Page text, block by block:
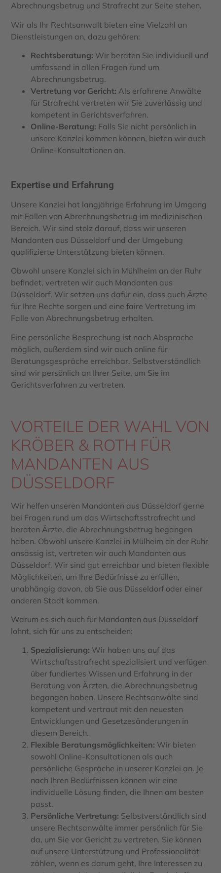
Abrechnungsbetrug und Strafrecht zur Seite stehen.
Wir als Ihr Rechtsanwalt bieten eine Vielzahl an
Dienstleistungen an, dazu gehören:
Rechtsberatung: Wir beraten Sie individuell und
umfassend in allen Fragen rund um
Abrechnungsbetrug.
Vertretung vor Gericht: Als erfahrene Anwälte
für Strafrecht vertreten wir Sie zuverlässig und
kompetent in Gerichtsverfahren.
Online-Beratung: Falls Sie nicht persönlich in
unsere Kanzlei kommen können, bieten wir auch
Online-Konsultationen an.
Expertise und Erfahrung
Unsere Kanzlei hat langjährige Erfahrung im Umgang
mit Fällen von Abrechnungsbetrug im medizinischen
Bereich. Wir sind stolz darauf, dass wir unseren
Mandanten aus Düsseldorf und der Umgebung
qualifizierte Unterstützung bieten können.
Obwohl unsere Kanzlei sich in Mühlheim an der Ruhr
befindet, vertreten wir auch Mandanten aus
Düsseldorf. Wir setzen uns dafür ein, dass auch Ärzte
für Ihre Rechte sorgen und eine faire Vertretung im
Falle von Abrechnungsbetrug erhalten.
Eine persönliche Besprechung ist nach Absprache
möglich, außerdem sind wir auch online für
Beratungsgespräche erreichbar. Selbstverständlich
sind wir persönlich an Ihrer Seite, um Sie im
Gerichtsverfahren zu vertreten.
VORTEILE DER WAHL VON
KRÖBER & ROTH FÜR
MANDANTEN AUS
DÜSSELDORF
Wir helfen unseren Mandanten aus Düsseldorf gerne
bei Fragen rund um das Wirtschaftsstrafrecht und
beraten Ärzte, die Abrechnungsbetrug begangen
haben. Obwohl unsere Kanzlei in Mülheim an der Ruhr
ansässig ist, vertreten wir auch Mandanten aus
Düsseldorf. Wir sind gut erreichbar und bieten flexible
Möglichkeiten, um Ihre Bedürfnisse zu erfüllen,
unabhängig davon, ob Sie aus Düsseldorf oder einer
anderen Stadt kommen.
Warum es sich auch für Mandanten aus Düsseldorf
lohnt, sich für uns zu entscheiden:
Spezialisierung: Wir haben uns auf das
Wirtschaftsstrafrecht spezialisiert und verfügen
über fundiertes Wissen und Erfahrung in der
Beratung von Ärzten, die Abrechnungsbetrug
begangen haben. Unsere Rechtsanwälte sind
kompetent und vertraut mit den neuesten
Entwicklungen und Gesetzesänderungen in
diesem Bereich.
Flexible Beratungsmöglichkeiten: Wir bieten
sowohl Online-Konsultationen als auch
persönliche Gespräche in unserer Kanzlei an. Je
nach Ihren Bedürfnissen können wir eine
individuelle Lösung finden, die Ihnen am besten
passt.
Persönliche Vertretung: Selbstverständlich sind
unsere Rechtsanwälte immer persönlich für Sie
da, um Sie vor Gericht zu vertreten. Sie können
auf unsere Unterstützung und Professionalität
zählen, wenn es darum geht, Ihre Interessen zu